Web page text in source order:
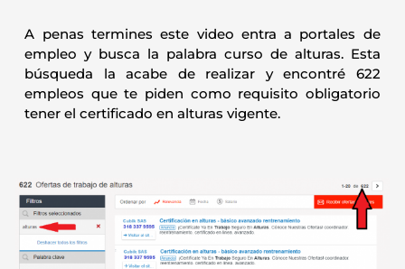
A penas termines este video entra a portales de
empleo y busca la palabra curso de alturas. Esta
búsqueda la acabe de realizar y encontré 622
empleos que te piden como requisito obligatorio
tener el certificado en alturas vigente.